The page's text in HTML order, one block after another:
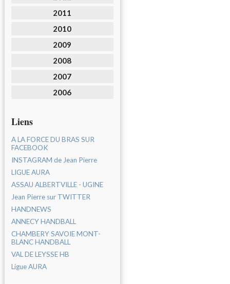
2011
2010
2009
2008
2007
2006
Liens
A LA FORCE DU BRAS SUR
FACEBOOK
INSTAGRAM de Jean Pierre
LIGUE AURA
ASSAU ALBERTVILLE - UGINE
Jean Pierre sur TWITTER
HANDNEWS
ANNECY HANDBALL
CHAMBERY SAVOIE MONT-
BLANC HANDBALL
VAL DE LEYSSE HB
Ligue AURA